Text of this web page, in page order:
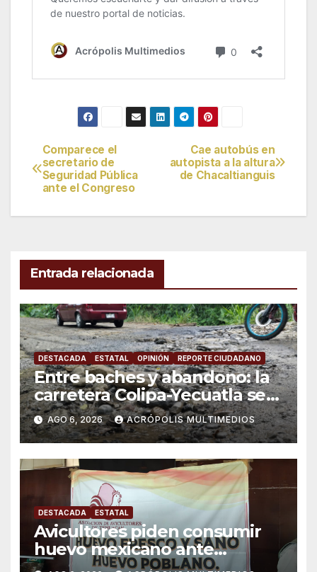
Navegación
de
entradas
Cae autobús en
autopista a la altura
de Chacaltianguis
Comparece el
secretario de
Seguridad Pública
ante el Congreso
Entrada relacionada
DESTACADA ESTATAL OPINIÓN REPORTE CIUDADANO
Entre baches y abandono: la
carretera Colipa-Yecuatla se
convierte en un riesgo diario
AGO 6, 2026 ACRÓPOLIS MULTIMEDIOS
DESTACADA ESTATAL
Avicultores piden consumir
huevo mexicano ante
importaciones